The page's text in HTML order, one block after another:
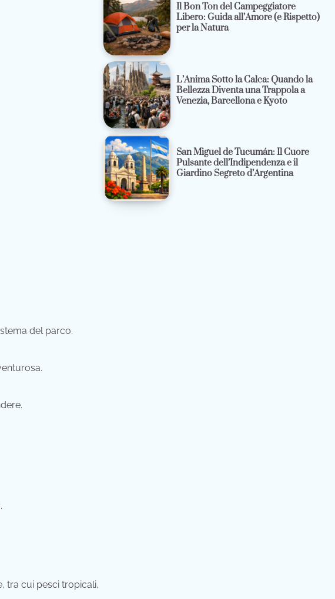
del parco.
tra cui pesci tropicali,
Il Bon Ton del Campeggiatore
Libero: Guida all’Amore (e Rispetto)
per la Natura
L’Anima Sotto la Calca: Quando la
Bellezza Diventa una Trappola a
Venezia, Barcellona e Kyoto
San Miguel de Tucumán: Il Cuore
Pulsante dell’Indipendenza e il
Giardino Segreto d’Argentina